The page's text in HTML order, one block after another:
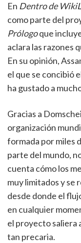
En Dentro de
como parte del
Prólogoque
aclara las razones
En su opinión,
el que se concibió
ha gustado a
Gracias a
organización
formada por miles
parte del mundo,
cuenta cómo los
muy limitados y se
desde donde el
en cualquier
el proyecto
tan precaria.